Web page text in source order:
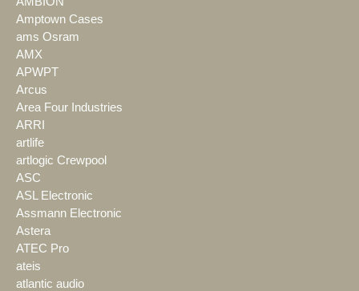
Amptown Cases
ams Osram
AMX
APWPT
Arcus
Area Four Industries
ARRI
artlife
artlogic Crewpool
ASC
ASL Electronic
Assmann Electronic
Astera
ATEC Pro
ateis
atlantic audio